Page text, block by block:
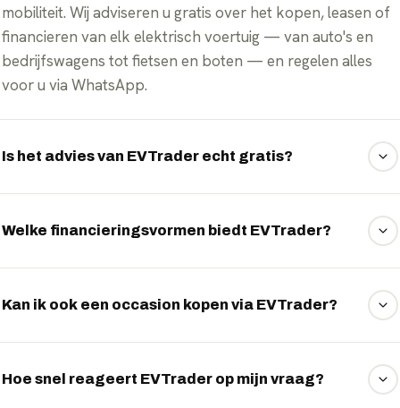
mobiliteit. Wij adviseren u gratis over het kopen, leasen of
financieren van elk elektrisch voertuig — van auto's en
bedrijfswagens tot fietsen en boten — en regelen alles
voor u via WhatsApp.
Is het advies van EVTrader echt gratis?
vergelijken onafhankelijk meerdere aanbieders en
Welke financieringsvormen biedt EVTrader?
zakelijke rijders, private lease voor particulieren en
Kan ik ook een occasion kopen via EVTrader?
aanbod, van compacte stadsauto's tot bedrijfswagens. Bij
Hoe snel reageert EVTrader op mijn vraag?